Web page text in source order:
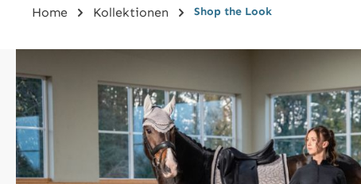
Home Kollektionen Shop the Look